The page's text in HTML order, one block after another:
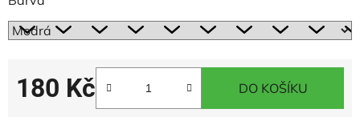
180 Kč DO KOŠÍKU